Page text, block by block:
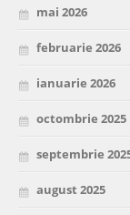
mai 2026
februarie 2026
ianuarie 2026
octombrie 2025
septembrie
august 2025